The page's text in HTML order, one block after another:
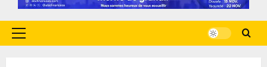
Menu